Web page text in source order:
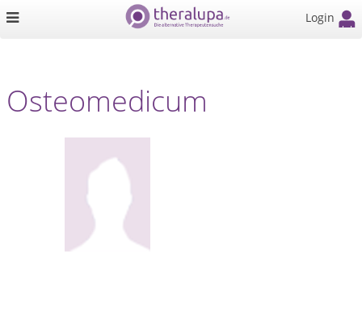
Login
Osteomedicum